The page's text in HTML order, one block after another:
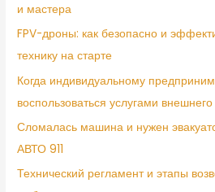
и мастера
FPV-дроны: как безопасно и
технику на старте
Когда индивидуальному
воспользоваться услугами
Сломалась машина и нужен
АВТО 911
Технический регламент и этапы